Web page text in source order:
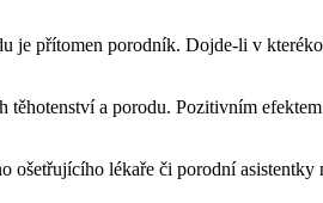
je přítomen porodník. Dojde-li v
a porodu. Pozitivním
ošetřujícího lékaře či porodní